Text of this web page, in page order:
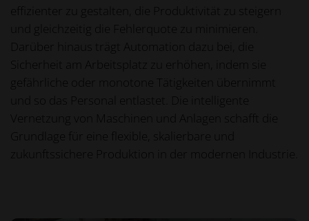
effizienter zu gestalten, die Produktivität zu steigern
und gleichzeitig die Fehlerquote zu minimieren.
Darüber hinaus trägt Automation dazu bei, die
Sicherheit am Arbeitsplatz zu erhöhen, indem sie
gefährliche oder monotone Tätigkeiten übernimmt
und so das Personal entlastet. Die intelligente
Vernetzung von Maschinen und Anlagen schafft die
Grundlage für eine flexible, skalierbare und
zukunftssichere Produktion in der modernen Industrie.